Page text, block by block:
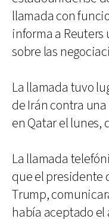
llamada con
informa a
sobre las
La llamada tuvo
de Irán contra
en Qatar el lunes,
La llamada
que el presidente
Trump,
había aceptado